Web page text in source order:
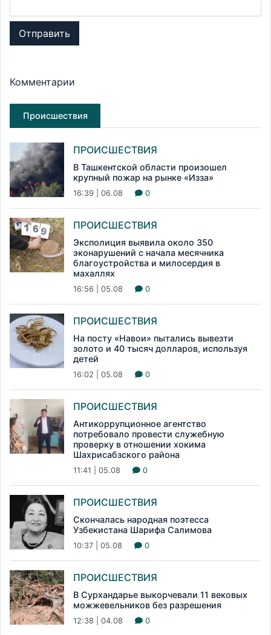
Отправить
Комментарии
Происшествия
ПРОИСШЕСТВИЯ
В Ташкентской области произошел
крупный пожар на рынке «Изза»
16:39 | 06.08 0
ПРОИСШЕСТВИЯ
Эксполиция выявила около 350
эконарушений с начала месячника
благоустройства и милосердия в
махаллях
16:56 | 05.08 0
ПРОИСШЕСТВИЯ
На посту «Навои» пытались вывезти
золото и 40 тысяч долларов, используя
детей
16:02 | 05.08 0
ПРОИСШЕСТВИЯ
Антикоррупционное агентство
потребовало провести служебную
проверку в отношении хокима
Шахрисабзского района
11:41 | 05.08 0
ПРОИСШЕСТВИЯ
Скончалась народная поэтесса
Узбекистана Шарифа Салимова
10:37 | 05.08 0
ПРОИСШЕСТВИЯ
В Сурхандарье выкорчевали 11 вековых
можжевельников без разрешения
12:38 | 04.08 0